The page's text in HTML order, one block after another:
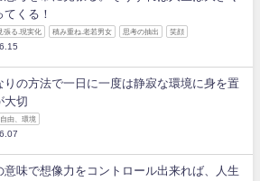
てくる！
張る.現実化 積み重ね.老若男女 思考の抽出 笑顔
りの方法で一日に一度は静寂な環境に身を置
大切
自由、環境
意味で想像力をコントロール出来れば、人生